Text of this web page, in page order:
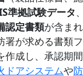
準拠試験データ
認定書類が含ま
署が求める書類
作成し、承認期
ドアシステムや